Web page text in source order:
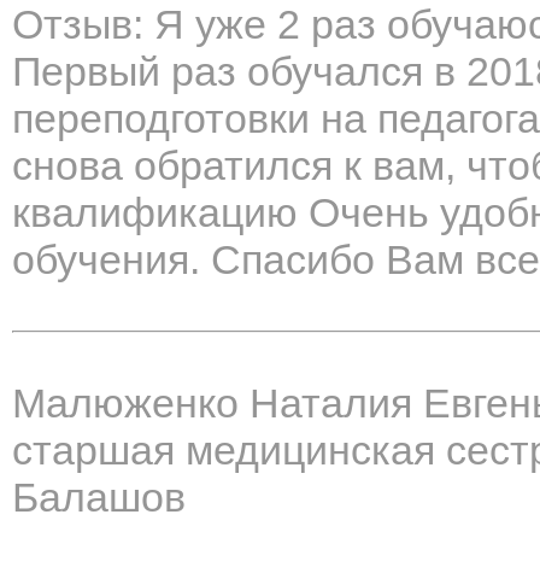
Отзыв: Я уже 2 раз
Первый раз обучался в
переподготовки на
снова обратился к вам,
квалификацию Очень
обучения. Спасибо Вам
Малюженко Наталия
старшая медицинская
Балашов